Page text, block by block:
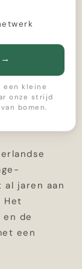
een kleine
onze strijd
bomen.
al jaren aan
Het
de
een